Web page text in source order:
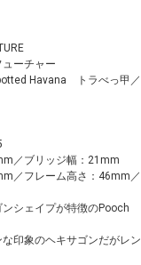
ーチャー
Havana トラべっ甲／
／ブリッジ幅：21mm
／フレーム高さ：46mm
シェイプが特徴のPooch
印象のヘキサゴンだがレ